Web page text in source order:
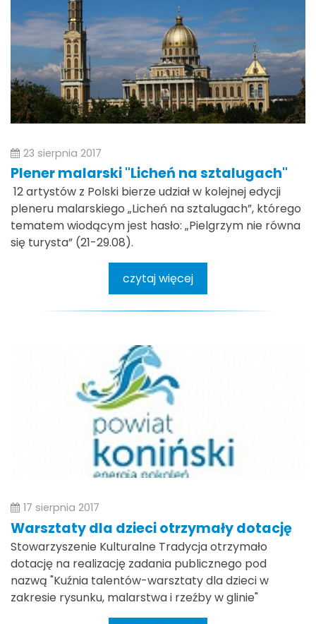
23 sierpnia 2017
Plener malarski "Licheń na sztalugach"
12 artystów z Polski bierze udział w kolejnej edycji
pleneru malarskiego „Licheń na sztalugach”, którego
tematem wiodącym jest hasło: „Pielgrzym nie równa
się turysta” (21-29.08).
czytaj więcej
17 sierpnia 2017
Warsztaty dla dzieci otrzymały dotację
Stowarzyszenie Kulturalne Tradycja otrzymało
dotację na realizację zadania publicznego pod
nazwą "Kuźnia talentów-warsztaty dla dzieci w
zakresie rysunku, malarstwa i rzeźby w glinie"